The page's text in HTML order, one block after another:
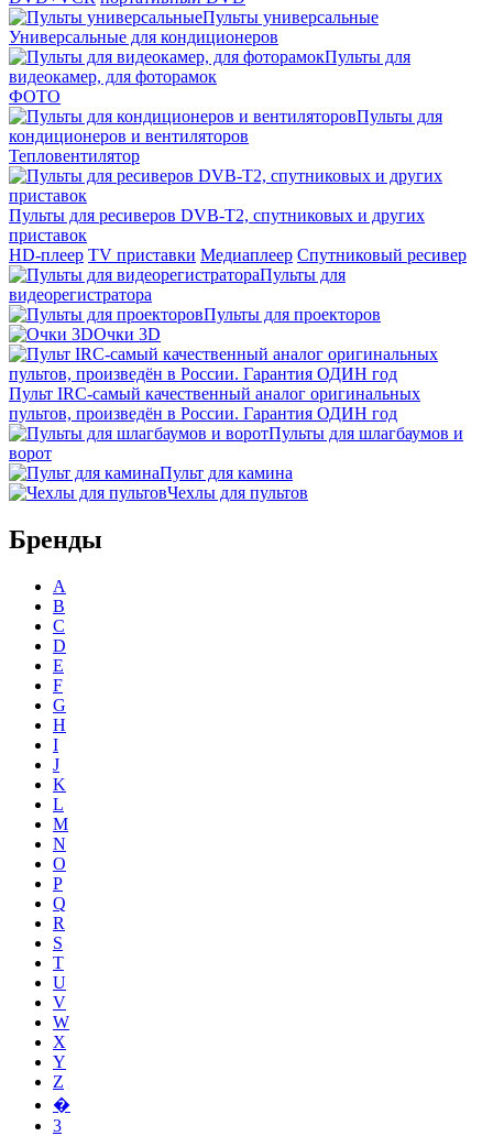
Пульты универсальные
Универсальные для кондиционеров
Пульты для
видеокамер, для фоторамок
ФОТО
Пульты для
кондиционеров и вентиляторов
Тепловентилятор
Пульты для ресиверов DVB-T2, спутниковых и других
приставок
HD-плеер TV приставки Медиаплеер Спутниковый ресивер
Пульты для
видеорегистратора
Пульты для проекторов
Очки 3D
Пульт IRC-самый качественный аналог оригинальных
пультов, произведён в России. Гарантия ОДИН год
Пульты для шлагбаумов и
ворот
Пульт для камина
Чехлы для пультов
Бренды
A
B
C
D
E
F
G
H
I
J
K
L
M
N
O
P
Q
R
S
T
U
V
W
X
Y
Z
�
3